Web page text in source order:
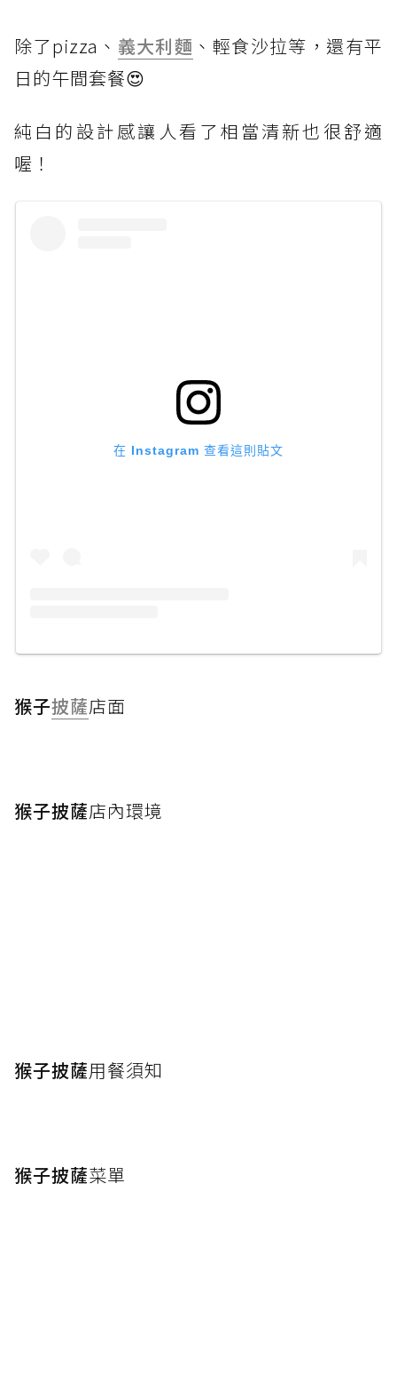
除了pizza、 義大利麵 、輕食沙拉等，還有平
日的午間套餐😍
純白的設計感讓人看了相當清新也很舒適
喔！
在 Instagram 查看這則貼文
猴子披薩店面
猴子披薩店內環境
猴子披薩用餐須知
猴子披薩菜單